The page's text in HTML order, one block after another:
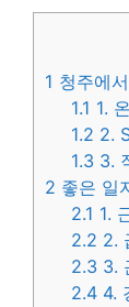
1 청주에
1.1 1.
1.2 2.
1.3 3.
2 좋은 일
2.1 1.
2.2 2.
2.3 3.
2.4 4.